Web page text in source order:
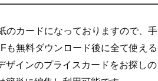
のカードになっておりますので、手
も無料ダウンロード後に全て使える
ザインのプライスカードをお探しの